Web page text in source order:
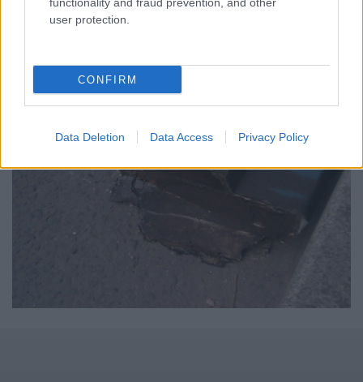
user protection.
CONFIRM
Data Deletion Data Access Privacy Policy